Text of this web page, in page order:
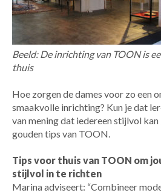
Beeld: De inrichting van TOON is
thuis
Hoe zorgen dedames voor zo een
smaakvolle inrichting? Kun je dat
van mening dat iedereen stijlvol kan
gouden tips van TOON.
Tips voor thuis van TOON om
stijlvol in te richten
Marina adviseert: “Combineer